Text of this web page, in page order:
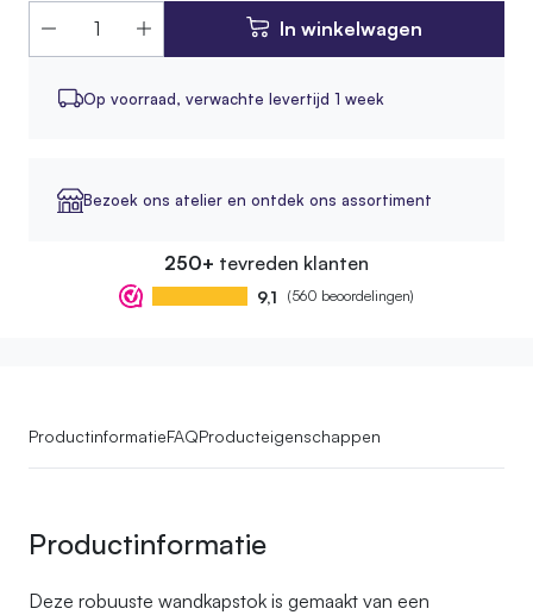
In winkelwagen
Op voorraad, verwachte levertijd 1 week
Bezoek ons atelier en ontdek ons assortiment
250+ tevreden klanten
9,1 (560 beoordelingen)
ProductinformatieFAQProducteigenschappen
Productinformatie
Deze robuuste wandkapstok is gemaakt van een